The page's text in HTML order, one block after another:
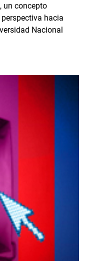
un concepto
hacia
Nacional